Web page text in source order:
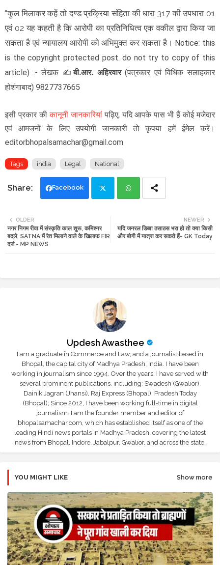
"कुल मिलाकर कहें तो दण्ड प्रक्रिया संहिता की धारा 317 की उपधारा 01
एवं 02 यह कहती है कि आरोपी का प्रतिनिधित्व एक वकील द्वारा किया जा
सकता है एवं न्यायालय आरोपी को अभिमुक्त कर सकता है। Notice: this
is the copyright protected post. do not try to copy of this
article) :- लेखक ✍️बी.आर. अहिरवार (पत्रकार एवं विधिक सलाहकार
होशंगाबाद) 9827737665
इसी प्रकार कीकानूनी जानकारियांपढ़िए, यदि आपके पास भी हैं कोई मजेदार
एवं आमजनों के लिए उपयोगी जानकारी तो कृपया हमें ईमेल करें।
editorbhopalsamachar@gmail.com
Tags india Legal National
Facebook
tte ats
NEWER
यदि जनरल डिब्बा ठसाठस भरा हो तो क्या किसी
और बोगी में यात्रा कर सकते हैं- GK Today
OLDER
नगर निगम रीवा में संस्कृति काल शुरू, कमिश्नर
बदले, SATNA में रेत मिलाने वाले के खिलाफ FIR
दर्ज - MP NEWS
Updesh Awasthee
I am a graduate in Commerce and Law, and a journalist based in
Bhopal, the capital city of Madhya Pradesh, India. I have been
working in journalism since 1994. Over the years, I have served with
several prominent publications, including: Swadesh (Gwalior),
Dainik Jagran (Jhansi), Raj Express (Bhopal), Pradesh Today
(Bhopal); Since 2012, I have been working full-time in digital
journalism. I am the founder member and editor of
bhopalsamachar.com, which has established itself as one of the
leading Hindi news portals in Madhya Pradesh, covering the latest
news from Bhopal, Indore, Jabalpur, Gwalior, and across the state.
YOU MIGHT LIKE Show more